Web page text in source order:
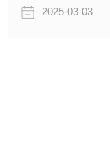
2025-03-03